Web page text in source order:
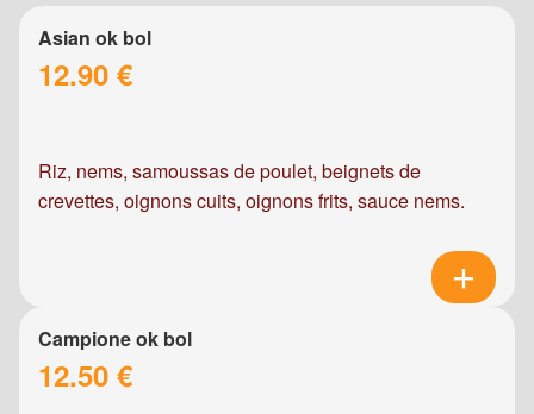
Asian ok bol
12.90 €
Riz, nems, samoussas de poulet, beignets de
crevettes, oignons cuits, oignons frits, sauce nems.
Campione ok bol
12.50 €